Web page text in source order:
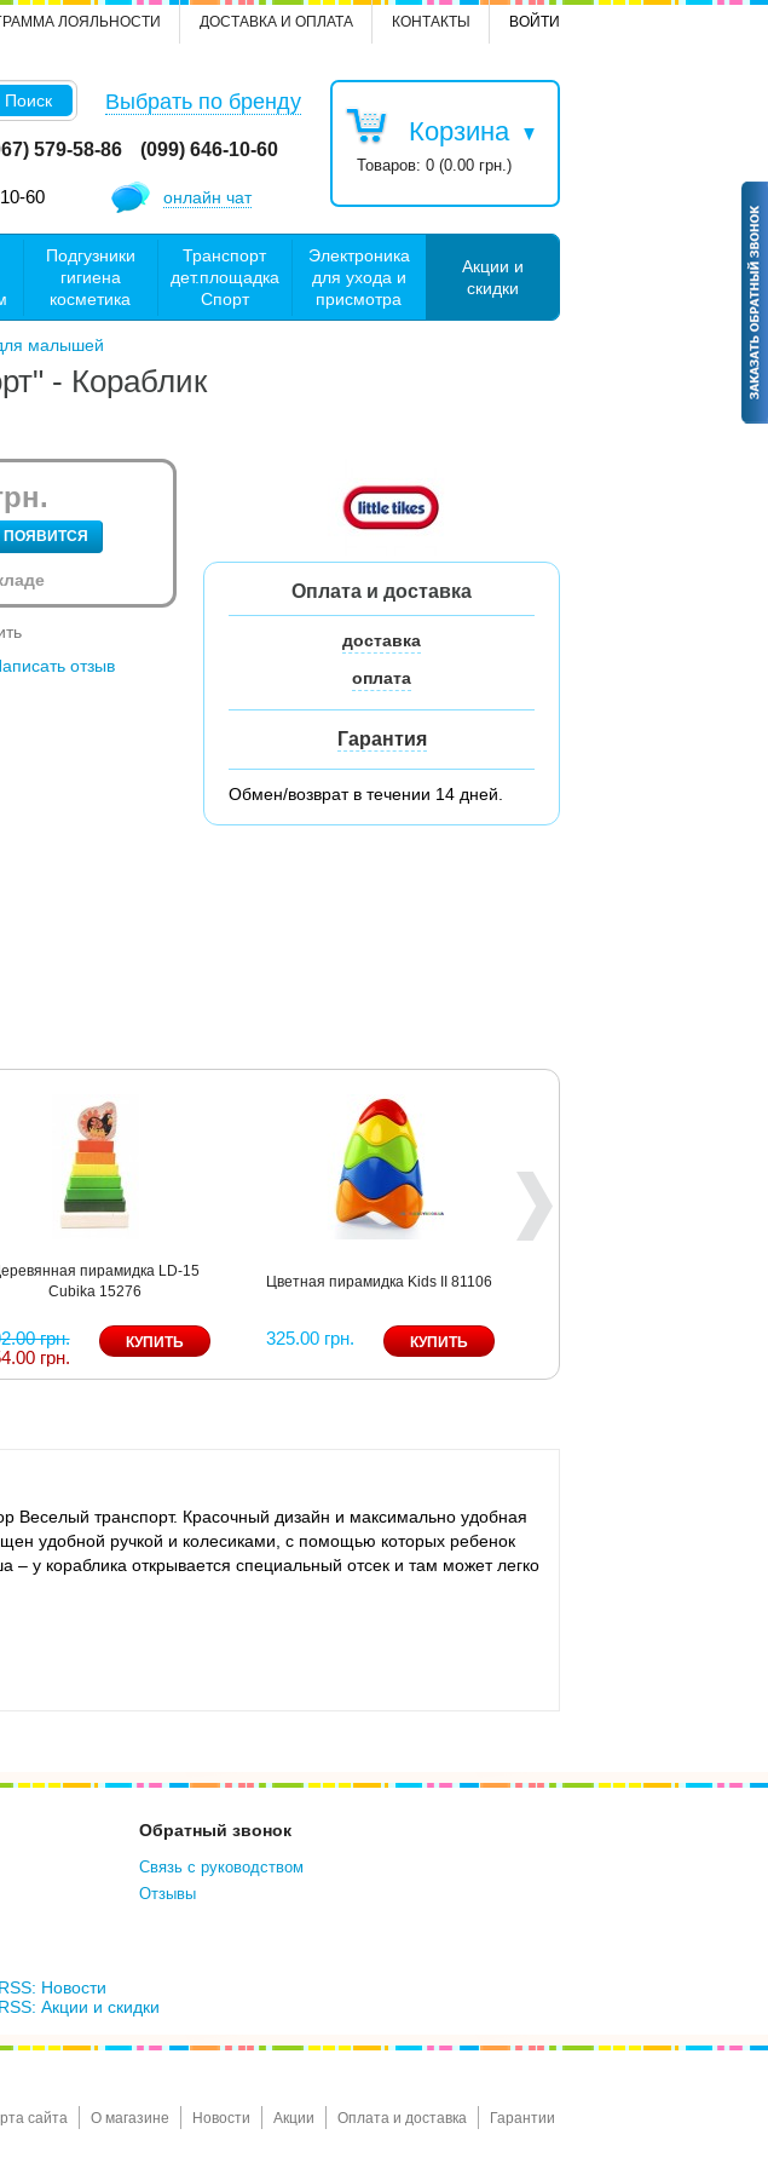
ВОЙТИ
КОНТАКТЫ
ДОСТАВКА И ОПЛАТА
ЛОЯЛЬНОСТИ
Поиск Выбрать по бренду
Корзина
Товаров: 0 (0.00 грн.)
579-58-86 (099) 646-10-60
60 онлайн чат
Подгузники
гигиена
косметика
Транспорт
дет.площадка
Спорт
Электроника
для ухода и
присмотра
Акции и
скидки
малышей
- Кораблик
ПОЯВИТСЯ
отзыв
Оплата и доставка
доставка
оплата
Гарантия
Обмен/возврат в течении 14 дней.
пирамидка LD-15
Cubika 15276
грн.
грн.
Цветная пирамидка Kids II 81106
325.00 грн.
Веселый транспорт. Красочный дизайн и максимально удобная
удобной ручкой и колесиками, с помощью которых ребенок
у кораблика открывается специальный отсек и там может легко
Обратный звонок
Связь с руководством
Отзывы
RSS: Новости
RSS: Акции и скидки
сайта О магазине Новости Акции Оплата и доставка Гарантии